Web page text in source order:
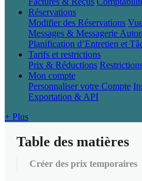
Réservations
Modifier des Réservations
Messages & Messagerie
Planification d’Entretien et
Tarifs et restrictions
Prix & Réductions
Mon compte
Personnaliser votre Compte
Exportation & API
+ Plus
Table des matières
Créer des prix temporaires